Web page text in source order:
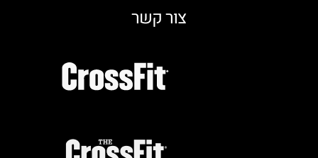
צור קשר